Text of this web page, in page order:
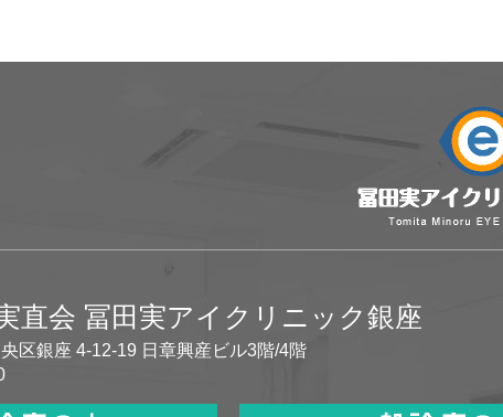
直会 冨田実アイクリニック銀座
区銀座 4-12-19 日章興産ビル3階/4階